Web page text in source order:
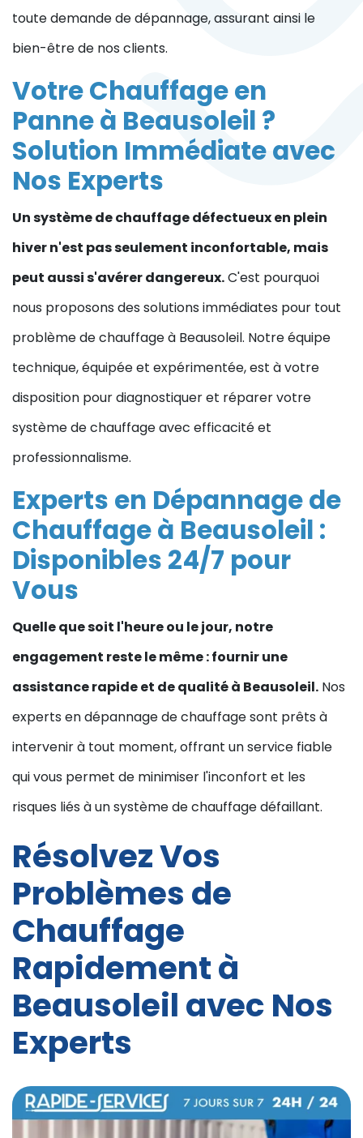
toute demande de dépannage, assurant ainsi le
bien-être de nos clients.
Votre Chauffage en
Panne à Beausoleil ?
Solution Immédiate avec
Nos Experts
Un système de chauffage défectueux en plein
hiver n'est pas seulement inconfortable, mais
peut aussi s'avérer dangereux.C'est pourquoi
nous proposons des solutions immédiates pour tout
problème de chauffage à Beausoleil. Notre équipe
technique, équipée et expérimentée, est à votre
disposition pour diagnostiquer et réparer votre
système de chauffage avec efficacité et
professionnalisme.
Experts en Dépannage de
Chauffage à Beausoleil :
Disponibles 24/7 pour
Vous
Quelle que soit l'heure ou le jour, notre
engagement reste le même : fournir une
assistance rapide et de qualité à Beausoleil. Nos
experts en dépannage de chauffage sont prêts à
intervenir à tout moment, offrant un service fiable
qui vous permet de minimiser l'inconfort et les
risques liés à un système de chauffage défaillant.
Résolvez Vos
Problèmes de
Chauffage
Rapidement à
Beausoleil avec Nos
Experts